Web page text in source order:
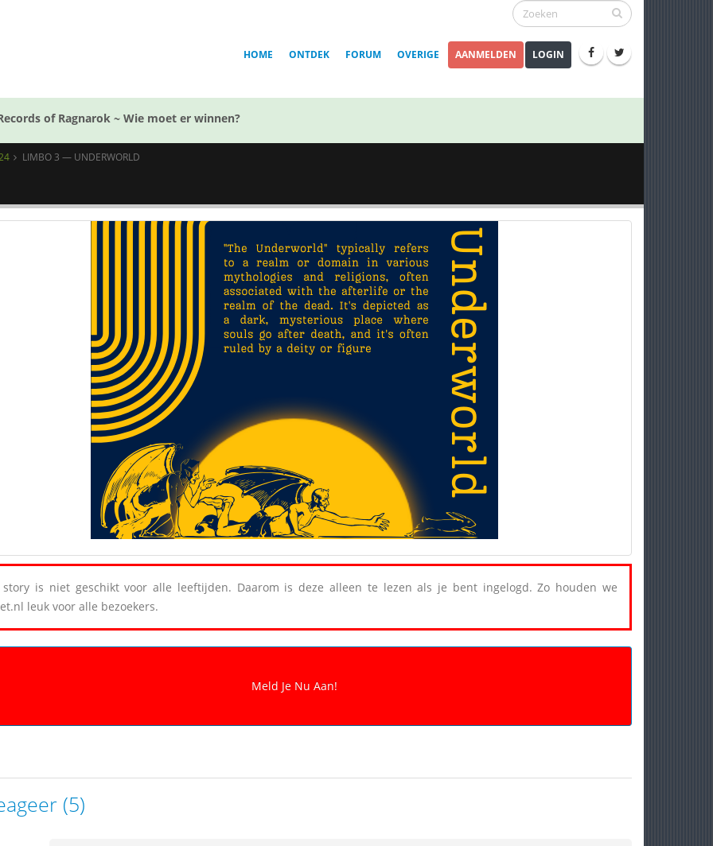
HOME ONTDEK FORUM OVERIGE AANMELDEN LOGIN
of Ragnarok ~ Wie moet er winnen?
LIMBO 3 — UNDERWORLD
story is niet geschikt voor alle leeftijden. Daarom is deze alleen te lezen als je bent ingelogd. Zo houden we
leuk voor alle bezoekers.
(5)